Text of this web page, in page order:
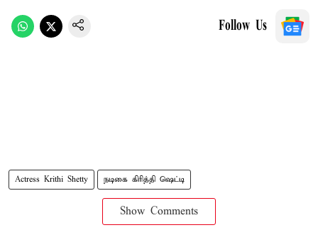
Follow Us
Actress Krithi Shetty நடிகை கிரித்தி ஷெட்டி
Show Comments